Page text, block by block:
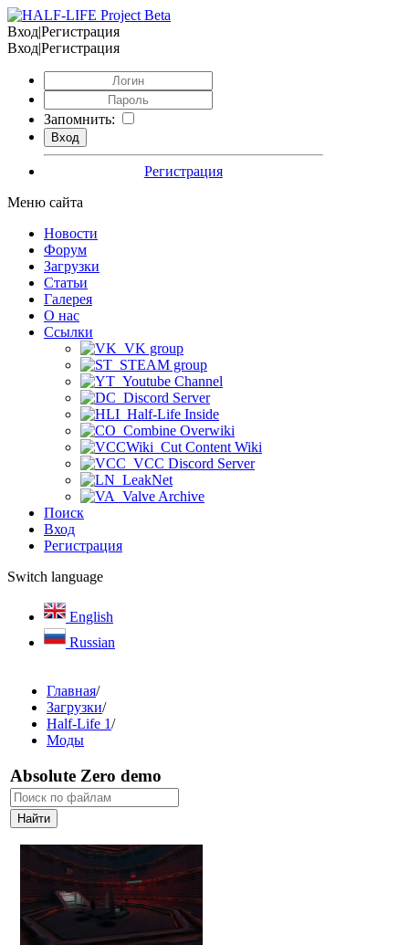
Вход|Регистрация
Вход|Регистрация
Запомнить:
Регистрация
Меню сайта
Новости
Форум
Загрузки
Статьи
Галерея
О нас
Ссылки
VK group
STEAM group
Youtube Channel
Discord Server
Half-Life Inside
Combine Overwiki
Cut Content Wiki
VCC Discord Server
LeakNet
Valve Archive
Поиск
Вход
Регистрация
Switch language
English
Russian
Главная/
Загрузки/
Half-Life 1/
Моды
Absolute Zero demo